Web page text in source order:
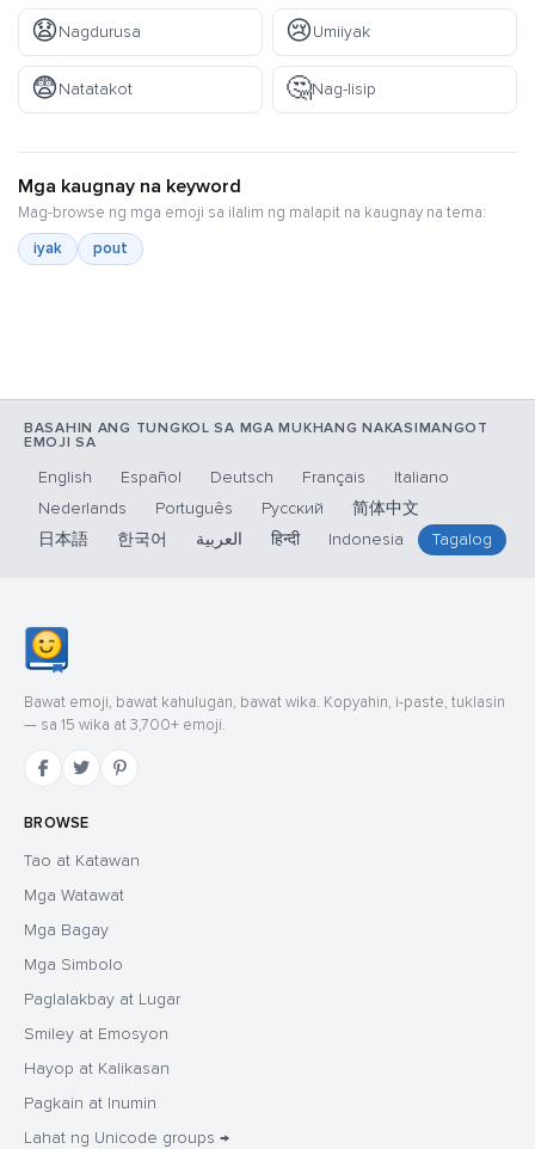
😧Nagdurusa 😢Umiiyak
😨Natatakot 🤔Nag-Iisip
Mga kaugnay na keyword
Mag-browse ng mga emoji sa ilalim ng malapit na kaugnay na tema:
iyak
pout
BASAHIN ANG TUNGKOL SA MGA MUKHANG NAKASIMANGOT
EMOJI SA
English Español Deutsch Français
Italiano
Nederlands
Português Русский
简体中文
日本語
한국어 العربية हिन्दी Indonesia Tagalog
Bawat emoji, bawat kahulugan, bawat wika. Kopyahin, i-paste, tuklasin
— sa 15 wika at 3,700+ emoji.
BROWSE
Tao at Katawan
Mga Watawat
Mga Bagay
Mga Simbolo
Paglalakbay at Lugar
Smiley at Emosyon
Hayop at Kalikasan
Pagkain at Inumin
Lahat ng Unicode groups →